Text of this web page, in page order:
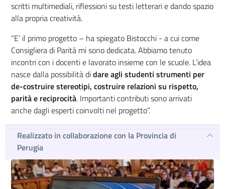
scritti multimediali, riflessioni su testi letterari e dando spazio
alla propria creatività.
“E’ il primo progetto – ha spiegato Bistocchi - a cui come
Consigliera di Parità mi sono dedicata. Abbiamo tenuto
incontri con i docenti e lavorato insieme con le scuole. L’idea
nasce dalla possibilità didare agli studenti strumenti per
de-costruire stereotipi, costruire relazioni su rispetto,
parità e reciprocità. Importanti contributi sono arrivati
anche dagli esperti coinvolti nel progetto”.
Realizzato in collaborazione con la Provincia di
Perugia